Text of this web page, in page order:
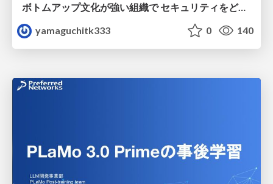
ボトムアップ文化が強い組織で セキュリティをどう根付かせていくかの現在進行形の話 / Making Security Stick in a Bottom-Up Organization
yamaguchitk333
0 140